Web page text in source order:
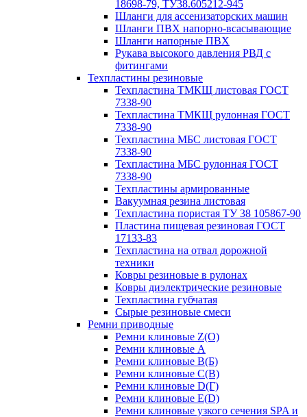
18698-79, ТУ38.605212-945
Шланги для ассенизаторских машин
Шланги ПВХ напорно-всасывающие
Шланги напорные ПВХ
Рукава высокого давления РВД с
фитингами
Техпластины резиновые
Техпластина ТМКЩ листовая ГОСТ
7338-90
Техпластина ТМКЩ рулонная ГОСТ
7338-90
Техпластина МБС листовая ГОСТ
7338-90
Техпластина МБС рулонная ГОСТ
7338-90
Техпластины армированные
Вакуумная резина листовая
Техпластина пористая ТУ 38 105867-90
Пластина пищевая резиновая ГОСТ
17133-83
Техпластина на отвал дорожной
техники
Ковры резиновые в рулонах
Ковры диэлектрические резиновые
Техпластина губчатая
Сырые резиновые смеси
Ремни приводные
Ремни клиновые Z(О)
Ремни клиновые A
Ремни клиновые B(Б)
Ремни клиновые C(В)
Ремни клиновые D(Г)
Ремни клиновые Е(D)
Ремни клиновые узкого сечения SPA и